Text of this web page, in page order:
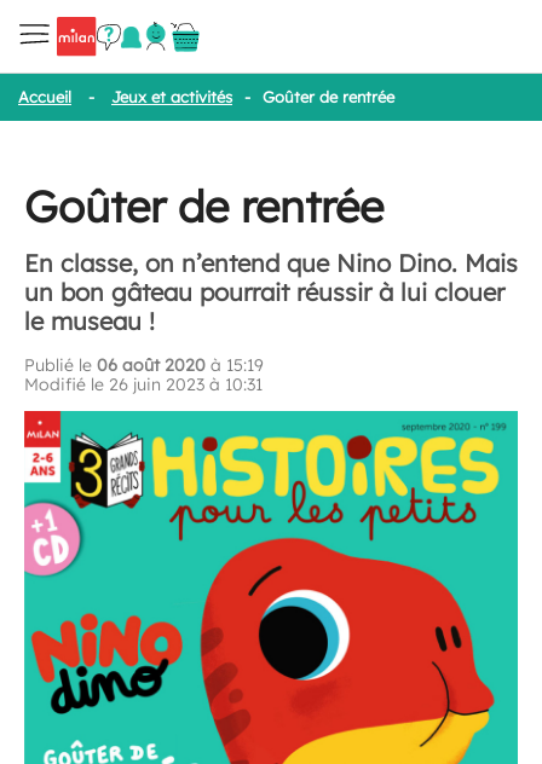
Accueil - Jeux et activités - Goûter de rentrée
Goûter de rentrée
En classe, on n’entend que Nino Dino. Mais
un bon gâteau pourrait réussir à lui clouer
le museau !
Publié le 06 août 2020 à 15:19
Modifié le 26 juin 2023 à 10:31